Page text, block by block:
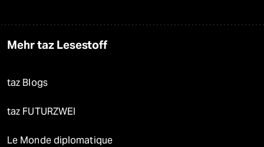
Mehr taz Lesestoff
taz Blogs
taz FUTURZWEI
Le Monde diplomatique